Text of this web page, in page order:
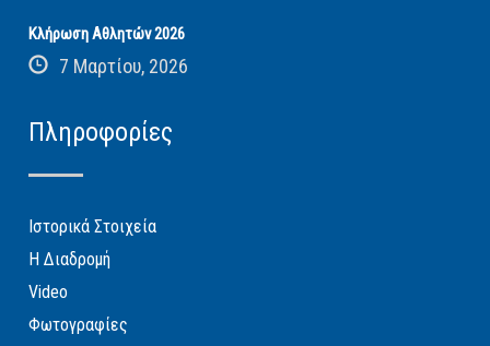
Κλήρωση Αθλητών 2026
7 Μαρτίου, 2026
Πληροφορίες
Ιστορικά Στοιχεία
Η Διαδρομή
Video
Φωτογραφίες